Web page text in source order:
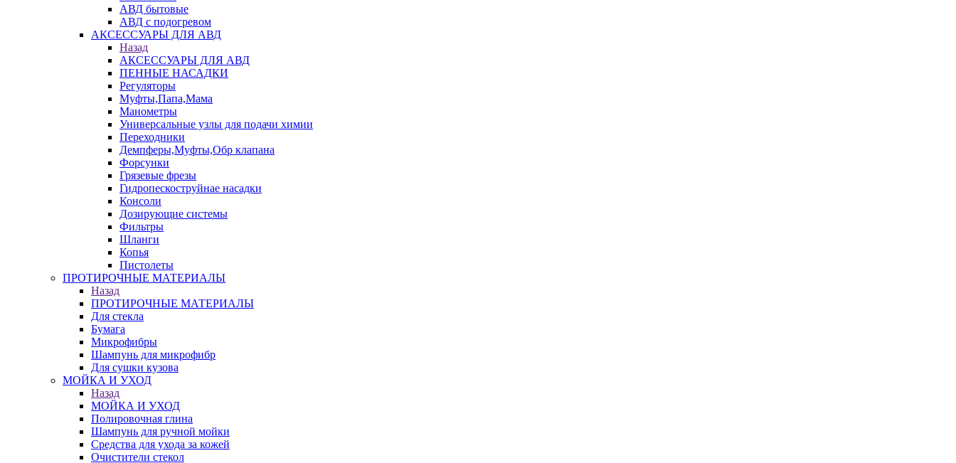
АВД бытовые
АВД с подогревом
АКСЕССУАРЫ ДЛЯ АВД
Назад
АКСЕССУАРЫ ДЛЯ АВД
ПЕННЫЕ НАСАДКИ
Регуляторы
Муфты,Папа,Мама
Манометры
Универсальные узлы для подачи химии
Переходники
Демпферы,Муфты,Обр клапана
Форсунки
Грязевые фрезы
Гидропескоструйнае насадки
Консоли
Дозирующие системы
Фильтры
Шланги
Копья
Пистолеты
ПРОТИРОЧНЫЕ МАТЕРИАЛЫ
Назад
ПРОТИРОЧНЫЕ МАТЕРИАЛЫ
Для стекла
Бумага
Микрофибры
Шампунь для микрофибр
Для сушки кузова
МОЙКА И УХОД
Назад
МОЙКА И УХОД
Полировочная глина
Шампунь для ручной мойки
Средства для ухода за кожей
Очистители стекол